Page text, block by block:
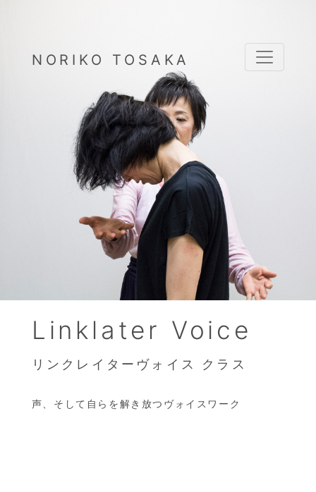
NORIKO TOSAKA
Linklater Voice
リンクレイターヴォイス クラス
声、そして自らを解き放つヴォイスワーク